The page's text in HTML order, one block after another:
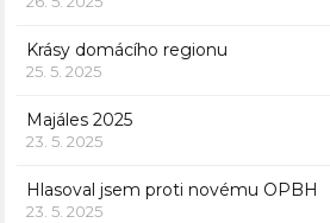
Krásy domácího regionu
25. 5. 2025
Majáles 2025
23. 5. 2025
Hlasoval jsem proti novému OPBH
23. 5. 2025